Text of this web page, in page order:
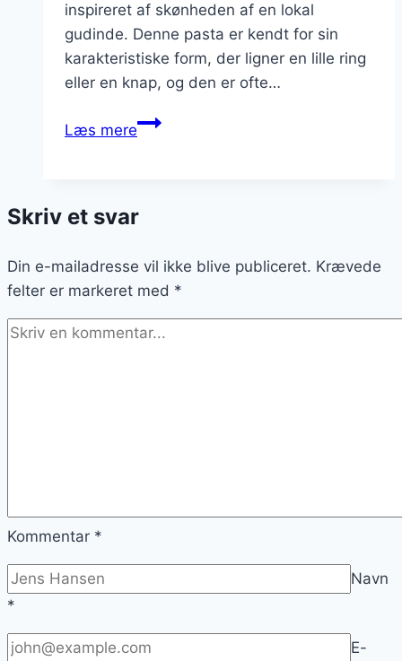
inspireret af skønheden af en lokal
gudinde. Denne pasta er kendt for sin
karakteristiske form, der ligner en lille ring
eller en knap, og den er ofte…
Læs mereTortellini
æggeblomme
Skriv et svar
Din e-mailadresse vil ikke blive publiceret. Krævede
felter er markeret med *
Kommentar *
Navn
*
E-